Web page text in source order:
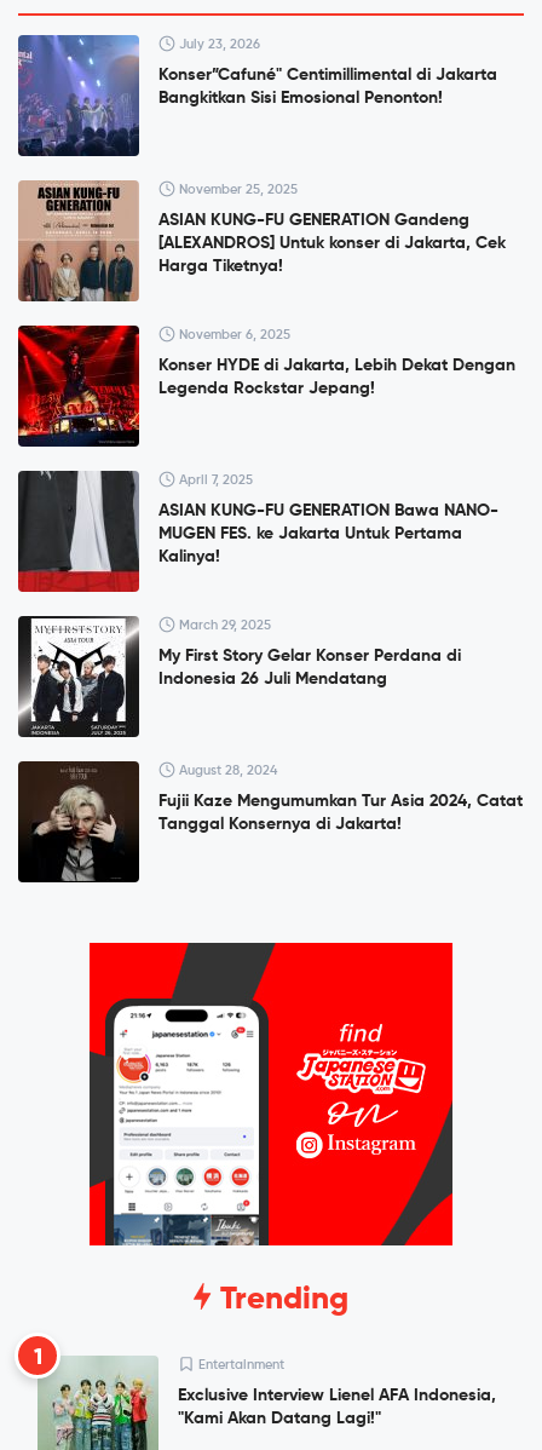
July 23, 2026
Konser”Cafuné" Centimillimental di Jakarta
Bangkitkan Sisi Emosional Penonton!
November 25, 2025
ASIAN KUNG-FU GENERATION Gandeng
[ALEXANDROS] Untuk konser di Jakarta, Cek
Harga Tiketnya!
November 6, 2025
Konser HYDE di Jakarta, Lebih Dekat Dengan
Legenda Rockstar Jepang!
April 7, 2025
ASIAN KUNG-FU GENERATION Bawa NANO-
MUGEN FES. ke Jakarta Untuk Pertama
Kalinya!
March 29, 2025
My First Story Gelar Konser Perdana di
Indonesia 26 Juli Mendatang
August 28, 2024
Fujii Kaze Mengumumkan Tur Asia 2024, Catat
Tanggal Konsernya di Jakarta!
Trending
1 Entertainment
Exclusive Interview Lienel AFA Indonesia,
"Kami Akan Datang Lagi!"